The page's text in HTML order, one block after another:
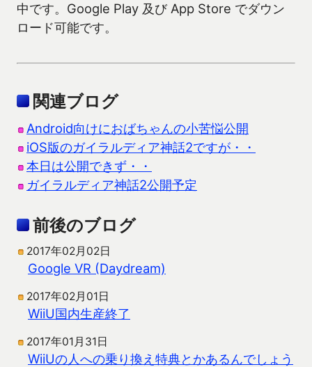
中です。Google Play 及び App Store でダウン
ロード可能です。
関連ブログ
Android向けにおばちゃんの小苦悩公開
iOS版のガイラルディア神話2ですが・・
本日は公開できず・・
ガイラルディア神話2公開予定
前後のブログ
2017年02月02日
Google VR (Daydream)
2017年02月01日
WiiU国内生産終了
2017年01月31日
WiiUの人への乗り換え特典とかあるんでしょう